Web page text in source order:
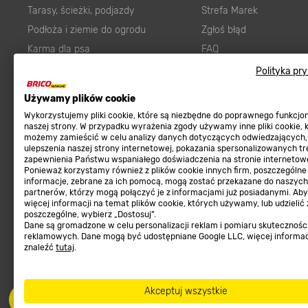
Polityka
Używamy plików cookie
Wykorzystujemy pliki cookie, które są niezbędne do poprawnego
naszej strony. W przypadku wyrażenia zgody używamy inne pliki cookie,
możemy zamieścić w celu analizy danych dotyczących odwiedzających,
ulepszenia naszej strony internetowej, pokazania spersonalizowanych
zapewnienia Państwu wspaniałego doświadczenia na stronie
Ponieważ korzystamy również z plików cookie innych firm, poszczególne
informacje, zebrane za ich pomocą, mogą zostać przekazane do naszych
partnerów, którzy mogą połączyć je z informacjami już posiadanymi.
więcej informacji na temat plików cookie, których używamy, lub udzielić
poszczególne, wybierz „Dostosuj”.
Dane są gromadzone w celu personalizacji reklam i pomiaru
reklamowych. Dane mogą być udostępniane Google LLC, więcej
znaleźć tutaj.
Akceptuj wszystkie
Tarasy, ścieżki, podjazdy
Podłoża i ziemie do ogrodu
Karma dla psa
Farby wewnętrzne białe
Elektryka
Panele
Elektronarzędzia
Płytki
Panele podłogowe
Płyty OSB/HDF
Grabie do ogrodu
Strefa Marek
Zgłoś błąd
FAQ
Prawny obowiązek
Regulaminy
Regulaminy
Polityka prywatności